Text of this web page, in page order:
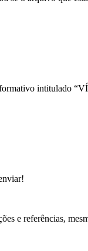
intitulado
e referências,